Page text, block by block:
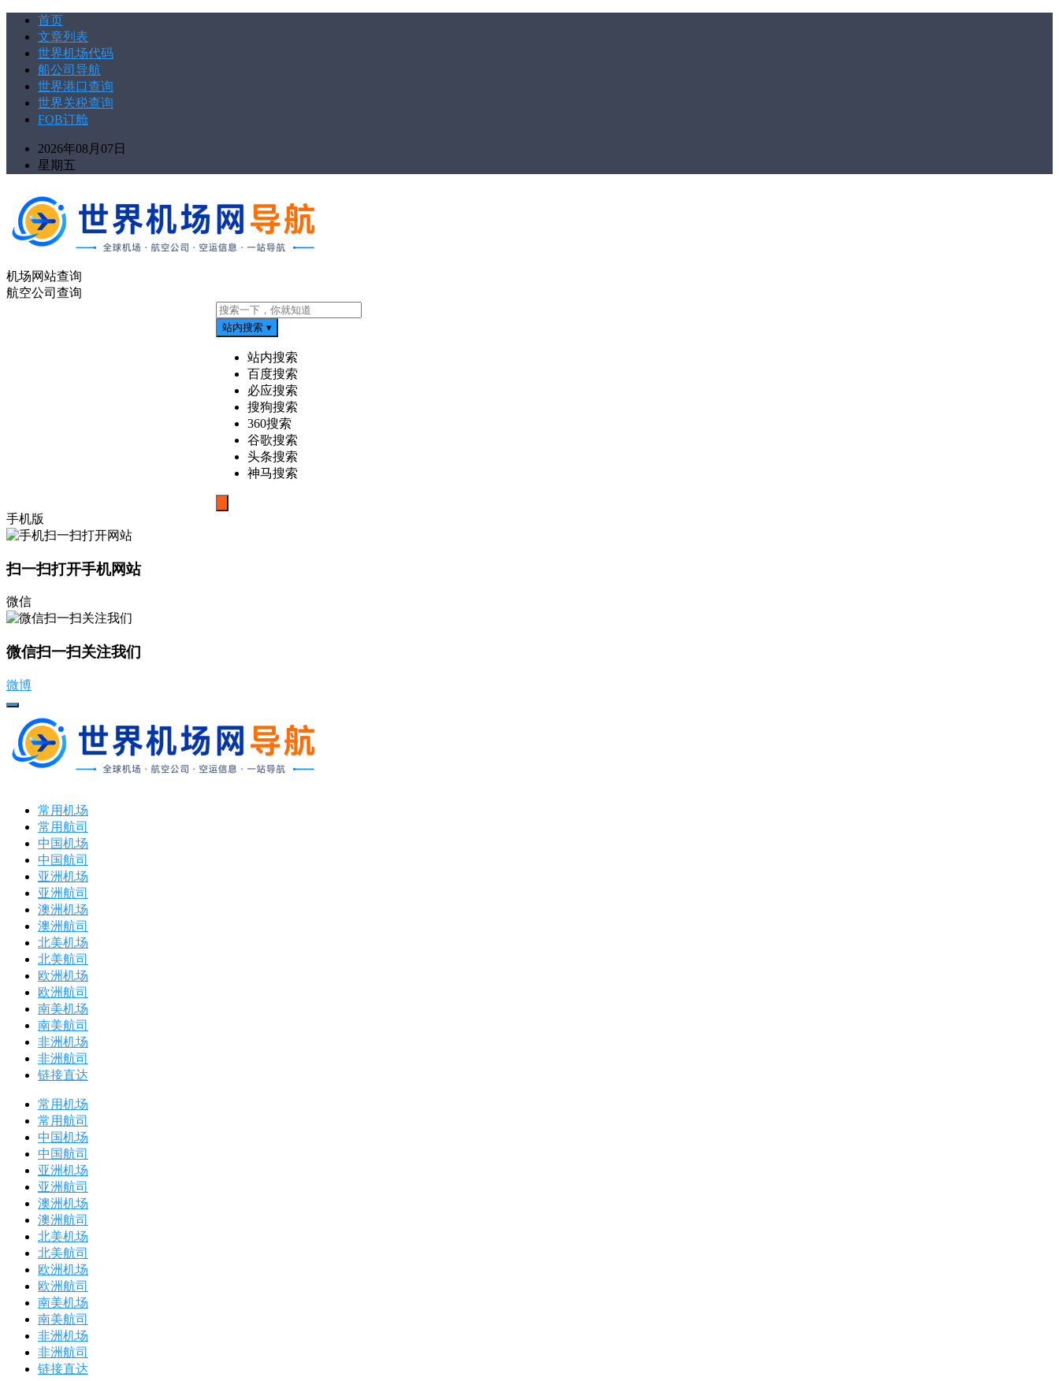
首页
文章列表
世界机场代码
船公司导航
世界港口查询
世界关税查询
FOB订舱
2026年08月07日
星期五
机场网站查询
航空公司查询
站内搜索 ▾
站内搜索
百度搜索
必应搜索
搜狗搜索
360搜索
谷歌搜索
头条搜索
神马搜索
搜
手机版
扫一扫打开手机网站
微信
微信扫一扫关注我们
微博
打
菜
单
常用机场
常用航司
中国机场
中国航司
亚洲机场
亚洲航司
澳洲机场
澳洲航司
北美机场
北美航司
欧洲机场
欧洲航司
南美机场
南美航司
非洲机场
非洲航司
链接直达
常用机场
常用航司
中国机场
中国航司
亚洲机场
亚洲航司
澳洲机场
澳洲航司
北美机场
北美航司
欧洲机场
欧洲航司
南美机场
南美航司
非洲机场
非洲航司
链接直达